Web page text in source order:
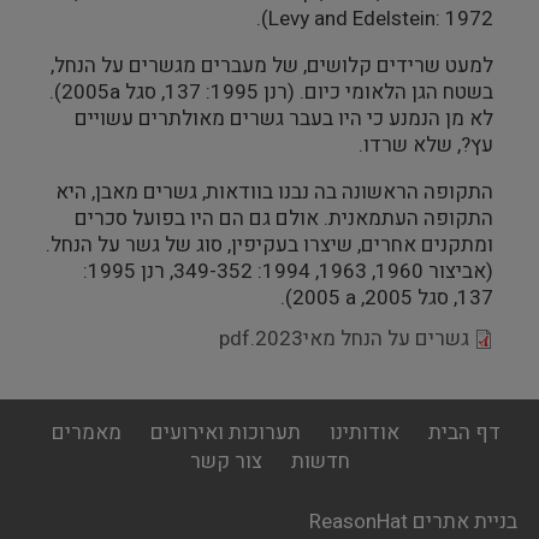
מבנים היסטוריים
עיצוב
Levy and Edelstein: 1972
).
למעט שרידים קלושים, של מעברים מגשרים על הנחל,
בשטח הגן הלאומי כיום. (רנן 1995: 137, סגל
a
2005).
לא מן הנמנע כי היו בעבר גשרים מאולתרים עשויים
עץ?, שלא שרדו.
התקופה הראשונה בה נבנו בוודאות, גשרים מאבן, היא
התקופה העתמאנית. אולם גם הם היו בפועל סכרים
ומתקנים אחרים, שיצרו בעקיפין, סוג של גשר על הנחל.
(אביצור 1960, 1963, 1994: 349-352, רנן 1995:
137, סגל 2005,
a
2005).
גשרים על הנחל מאי2023.pdf
footer
menu
דף הבית אודותינו תערוכות ואירועים
מאמרים
חדשות
צור קשר
בניית אתרים ReasonHat